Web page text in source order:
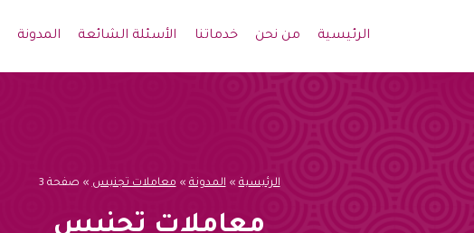
الرئيسية من نحن خدماتنا الأسئلة الشائعة المدونة
الرئيسية » المدونة » معاملات تجنيس » صفحة 3
معاملات تجنيس